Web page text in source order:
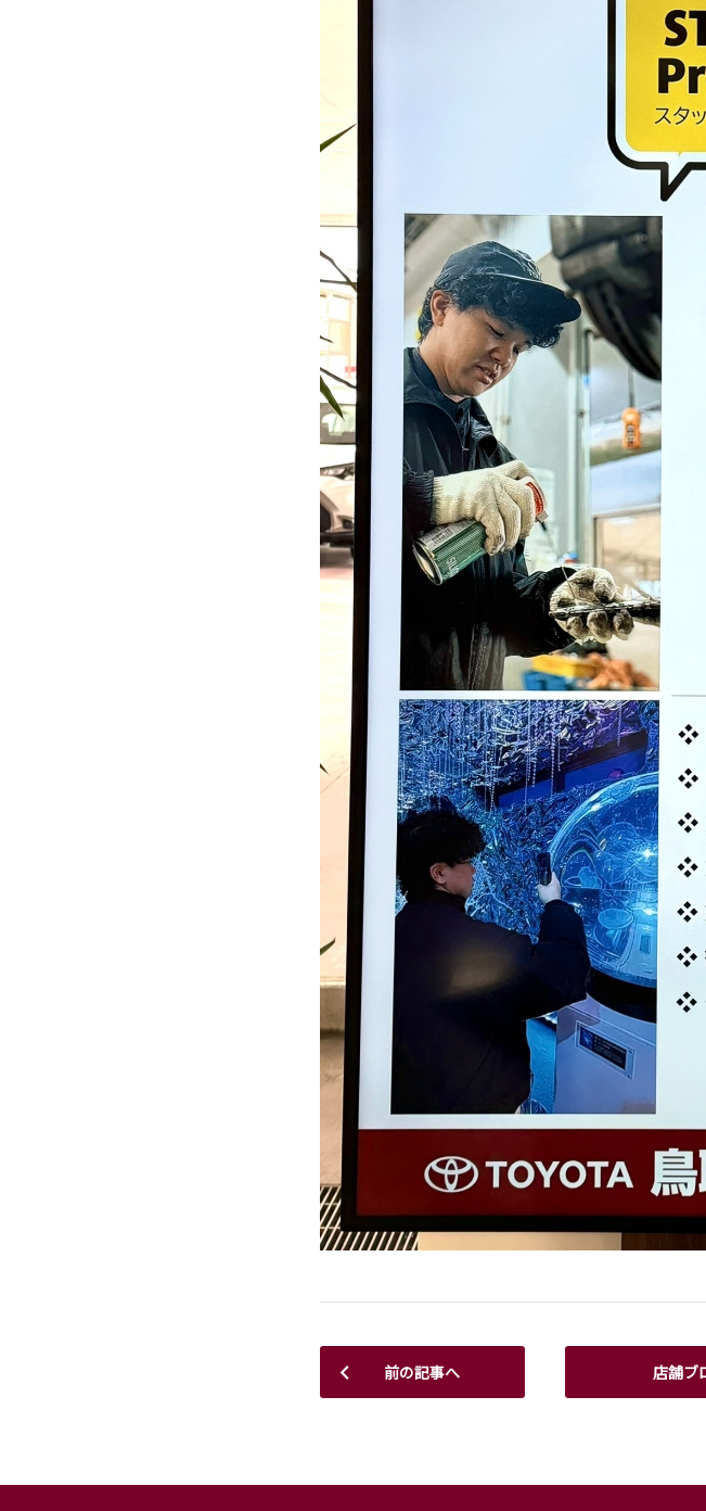
前の記事へ 店舗ブ